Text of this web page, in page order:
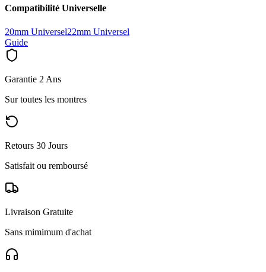
Compatibilité Universelle
20mm Universel22mm Universel
Guide
Garantie 2 Ans
Sur toutes les montres
Retours 30 Jours
Satisfait ou remboursé
Livraison Gratuite
Sans mimimum d'achat